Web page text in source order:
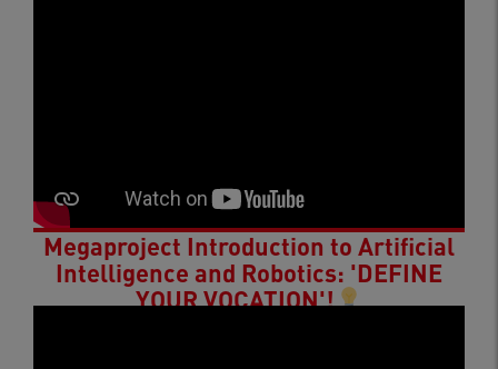
Megaproject Introduction to Artificial
Intelligence and Robotics: 'DEFINE
YOUR VOCATION'!